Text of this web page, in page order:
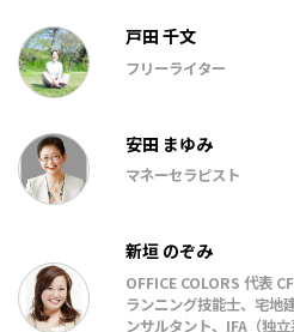
戸田 千文
フリーライター
安田 まゆみ
マネーセラピスト
新垣 のぞみ
OFFICE COLORS 代表
ランニング技能⼠、宅地
ンサルタント、IFA（独